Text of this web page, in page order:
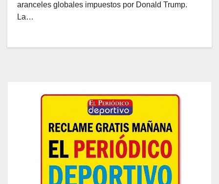
aranceles globales impuestos por Donald Trump.
La…